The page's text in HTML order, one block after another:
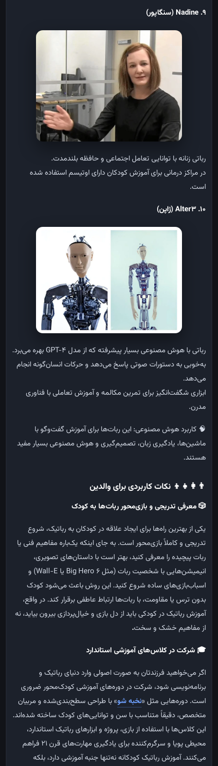
9. Nadine ( سنگاپور)
رباتی زنانه با توانایی تعامل اجتماعی و حافظه بلندمدت.
در مراکز درمانی برای آموزش کودکان دارای اوتیسم استفاده شده
است.
10. Alter3 ( ژاپن)
رباتیبا هوشمصنوعیبسیارپیشرفتهکهازمدل بهرهمی‌برد.
به‌خوبیبهدستورات صوتی پاسخمی‌دهد وحرکاتانسان‌گونهانجام
می‌دهد.
ابزاری شگفت‌انگیزبرای تمرینمکالمه وآموزش تعاملیبا فناوری
مدرن.
🧠 کاربردهوشمصنوعی: اینربات‌ها برایآموزشگفت‌وگوبا
ماشین‌ها، یادگیریزبان، تصمیم‌گیری وهوشمصنوعیبسیارمفید
هستند.
👨‍👩‍👧‍👦 نکات کاربردی برای والدین
🎲معرفی تدریجی و بازی‌محور ربات‌ها به کودک
یکی از بهترین راه‌ها برای ایجاد علاقه در کودکان به رباتیک، شروع
تدریجی و کاملاً بازی‌محور است. به جای اینکه یک‌باره مفاهیم فنی یا
ربات پیچیده را معرفی کنید، بهتر است با داستان‌های تصویری،
انیمیشن‌هایی با شخصیت ربات(مثل یا Big Hero 6)
و
اسباب‌بازی‌های ساده شروع کنید. این روش باعث می‌شود کودک
بدون ترس یا مقاومت، با ربات‌ها ارتباط عاطفی برقرار کند. در واقع،
آموزش رباتیک در کودکی باید از دل بازی و خیال‌پردازی بیرون بیاید، نه
از مفاهیم خشک و سخت.
🎓شرکت در کلاس‌های آموزشی استاندارد
اگر می‌خواهید فرزندتان به صورت اصولی وارد دنیای رباتیک و
برنامه‌نویسی شود، شرکت در دوره‌های آموزشی کودک‌محور ضروری
است. دوره‌هایی مثل «نخبه شو» با طراحی سطح‌بندی‌شده و مربیان
متخصص، دقیقاً متناسب با سن و توانایی‌های کودک ساخته شده‌اند.
این کلاس‌ها با استفاده از بازی، پروژه و ابزارهای رباتیک استاندارد،
محیطی پویا و سرگرم‌کننده برای یادگیری مهارت‌های قرن۲۱ فراهم
می‌کنند. آموزش رباتیک کودکانه نه‌تنها جنبه آموزشی دارد، بلکه